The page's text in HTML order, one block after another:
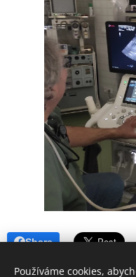
Share
Používáme cookies,